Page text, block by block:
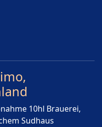
10hl Brauerei,
Sudhaus